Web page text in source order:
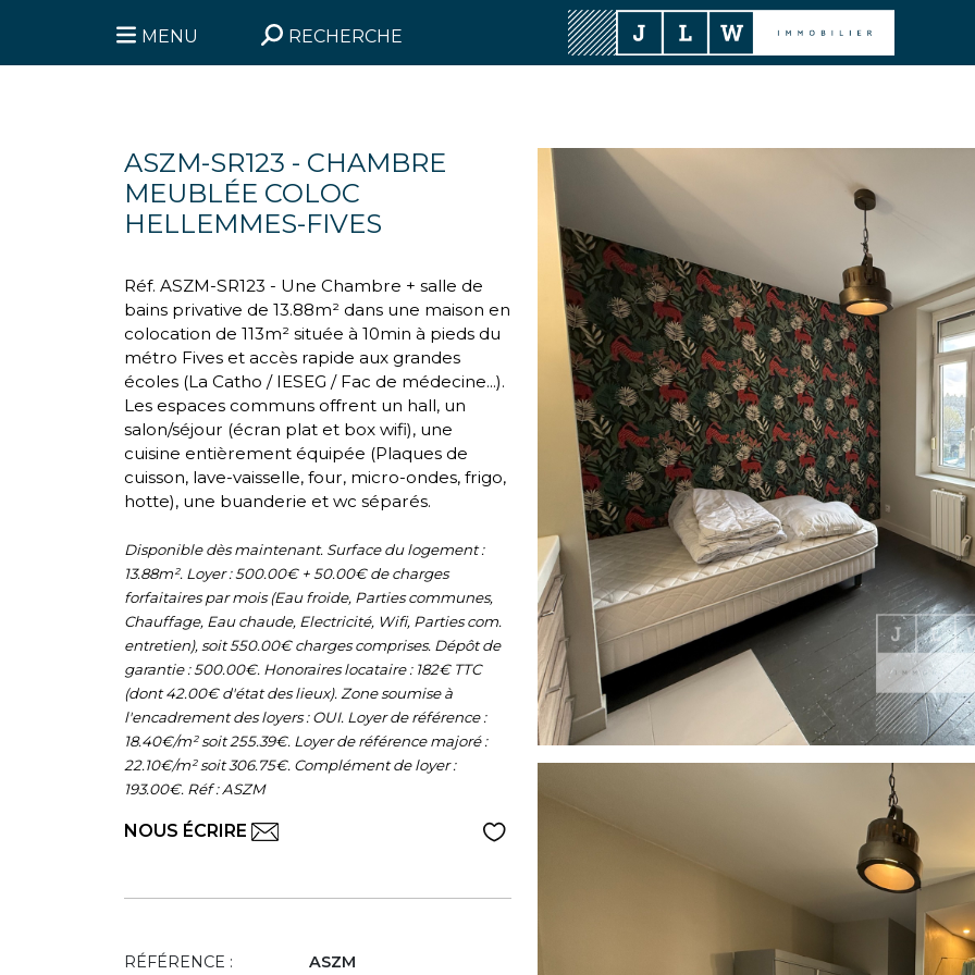
MENU RECHERCHE
ASZM-SR123 - CHAMBRE
MEUBLÉE COLOC
HELLEMMES-FIVES
Réf. ASZM-SR123 - Une Chambre + salle de
bains privative de 13.88m² dans une maison en
colocation de 113m² située à 10min à pieds du
métro Fives et accès rapide aux grandes
écoles (La Catho / IESEG / Fac de médecine...).
Les espaces communs offrent un hall, un
salon/séjour (écran plat et box wifi), une
cuisine entièrement équipée (Plaques de
cuisson, lave-vaisselle, four, micro-ondes, frigo,
hotte), une buanderie et wc séparés.
Disponible dès maintenant. Surface du logement :
13.88m². Loyer : 500.00€ + 50.00€ de charges
forfaitaires par mois (Eau froide, Parties communes,
Chauffage, Eau chaude, Electricité, Wifi, Parties com.
entretien), soit 550.00€ charges comprises. Dépôt de
garantie : 500.00€. Honoraires locataire : 182€ TTC
(dont 42.00€ d'état des lieux). Zone soumise à
l'encadrement des loyers : OUI. Loyer de référence :
18.40€/m² soit 255.39€. Loyer de référence majoré :
22.10€/m² soit 306.75€. Complément de loyer :
193.00€. Réf : ASZM
NOUS ÉCRIRE
RÉFÉRENCE : ASZM